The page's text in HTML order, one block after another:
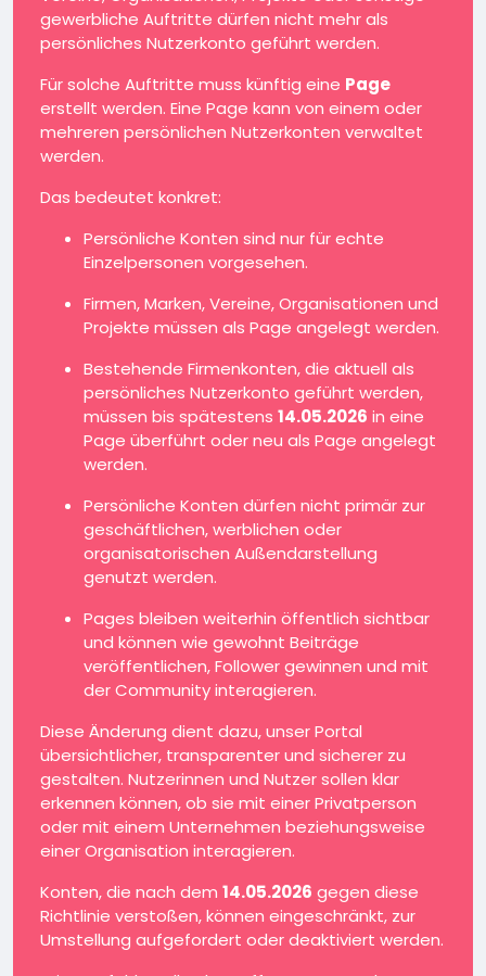
gewerbliche Auftritte dürfen nicht mehr als
persönliches Nutzerkonto geführt werden.
Für solche Auftritte muss künftig eine Page
erstellt werden. Eine Page kann von einem oder
mehreren persönlichen Nutzerkonten verwaltet
werden.
Das bedeutet konkret:
Persönliche Konten sind nur für echte
Einzelpersonen vorgesehen.
Firmen, Marken, Vereine, Organisationen und
Projekte müssen als Page angelegt werden.
Bestehende Firmenkonten, die aktuell als
persönliches Nutzerkonto geführt werden,
müssen bis spätestens 14.05.2026 in eine
Page überführt oder neu als Page angelegt
werden.
Persönliche Konten dürfen nicht primär zur
geschäftlichen, werblichen oder
organisatorischen Außendarstellung
genutzt werden.
Pages bleiben weiterhin öffentlich sichtbar
und können wie gewohnt Beiträge
veröffentlichen, Follower gewinnen und mit
der Community interagieren.
Diese Änderung dient dazu, unser Portal
übersichtlicher, transparenter und sicherer zu
gestalten. Nutzerinnen und Nutzer sollen klar
erkennen können, ob sie mit einer Privatperson
oder mit einem Unternehmen beziehungsweise
einer Organisation interagieren.
Konten, die nach dem 14.05.2026 gegen diese
Richtlinie verstoßen, können eingeschränkt, zur
Umstellung aufgefordert oder deaktiviert werden.